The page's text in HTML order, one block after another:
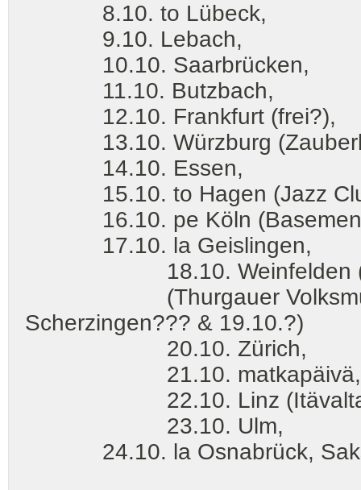
8.10. to Lübeck,
9.10. Lebach,
10.10. Saarbrücken,
11.10. Butzbach,
12.10. Frankfurt (frei?),
13.10. Würzburg
14.10. Essen,
15.10. to Hagen (Jazz
16.10. pe Köln
17.10. la Geislingen,
18.10. Weinfelden
(Thurgauer Volksmusik-
Scherzingen??? & 19.10.?)
20.10. Zürich,
21.10.
22.10. Linz
23.10. Ulm,
24.10. la Osnabrück,